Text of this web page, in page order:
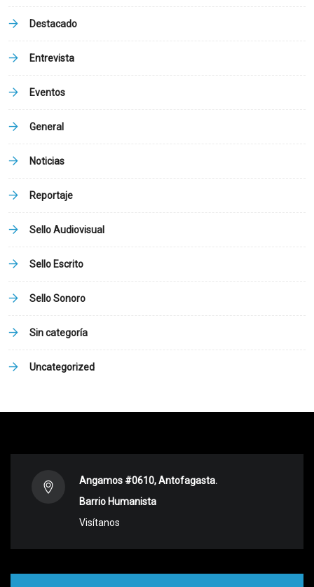
Destacado
Entrevista
Eventos
General
Noticias
Reportaje
Sello Audiovisual
Sello Escrito
Sello Sonoro
Sin categoría
Uncategorized
Angamos #0610, Antofagasta.
Barrio Humanista
Visítanos